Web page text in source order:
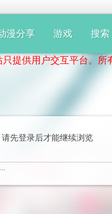
漫分享 游戏 搜索
供用户交互平台。所有资
请先登录后才能继续浏览